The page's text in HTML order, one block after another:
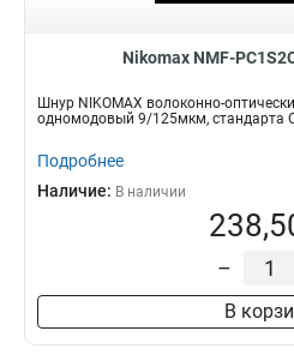
Nikomax NMF-
Шнур NIKOMAX волоконно-
одномодовый 9/125мкм, стандарта
Подробнее
Наличие: В наличии
–
В